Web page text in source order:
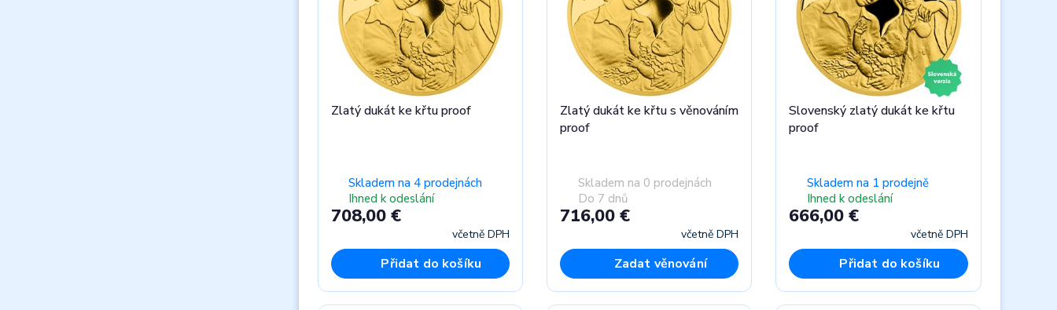
Zlatý dukát ke křtu proof
Skladem na 4 prodejnách
Ihned k odeslání
708,00 €
včetně DPH
Přidat do košíku
Zlatý dukát ke křtu s věnováním
proof
Skladem na 0 prodejnách
Do 7 dnů
716,00 €
včetně DPH
Zadat věnování
Slovenský zlatý dukát ke křtu
proof
Skladem na 1 prodejně
Ihned k odeslání
666,00 €
včetně DPH
Přidat do košíku